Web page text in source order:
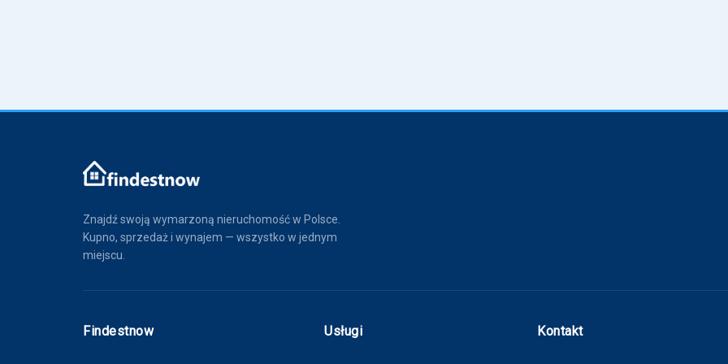
Znajdź swoją wymarzoną nieruchomość w Polsce.
Kupno, sprzedaż i wynajem — wszystko w jednym
miejscu.
Findestnow Usługi Kontakt